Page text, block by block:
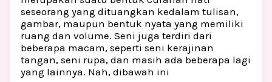
seseorang yang dituangkan kedalam tulisan,
gambar, maupun bentuk nyata yang memiliki
ruang dan volume. Seni juga terdiri dari
beberapa macam, seperti seni kerajinan
tangan, seni rupa, dan masih ada beberapa lagi
yang lainnya. Nah, dibawah ini